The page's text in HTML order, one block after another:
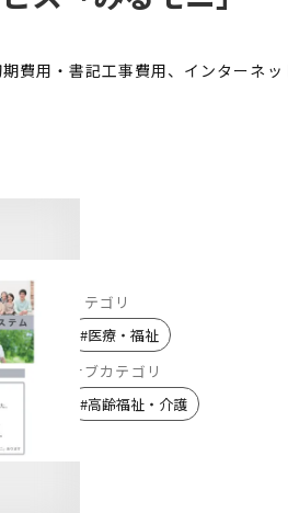
費用・書記工事費用、インターネ
カテゴリ
#医療・福祉
サブカテゴリ
#高齢福祉・介護